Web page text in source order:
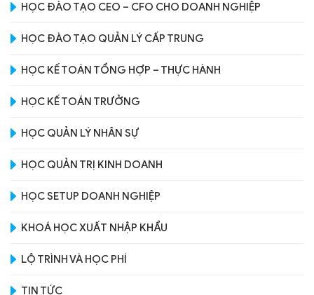
HỌC ĐÀO TẠO CEO – CFO CHO DOANH NGHIỆP
HỌC ĐÀO TẠO QUẢN LÝ CẤP TRUNG
HỌC KẾ TOÁN TỔNG HỢP – THỰC HÀNH
HỌC KẾ TOÁN TRƯỞNG
HỌC QUẢN LÝ NHÂN SỰ
HỌC QUẢN TRỊ KINH DOANH
HỌC SETUP DOANH NGHIỆP
KHOÁ HỌC XUẤT NHẬP KHẨU
LỘ TRÌNH VÀ HỌC PHÍ
TIN TỨC